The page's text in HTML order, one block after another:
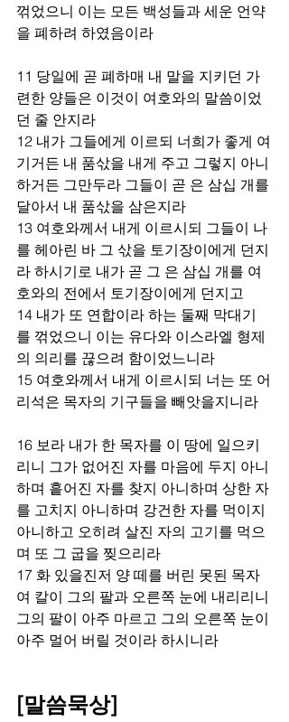
꺾었으니 이는 모든 백성들과 세운 언약
을 폐하려 하였음이라
11 당일에 곧 폐하매 내 말을 지키던 가
련한 양들은 이것이 여호와의 말씀이었
던 줄 안지라
12 내가 그들에게 이르되 너희가 좋게 여
기거든 내 품삯을 내게 주고 그렇지 아니
하거든 그만두라 그들이 곧 은 삼십 개를
달아서 내 품삯을 삼은지라
13 여호와께서 내게 이르시되 그들이 나
를 헤아린 바 그 삯을 토기장이에게 던지
라 하시기로 내가 곧 그 은 삼십 개를 여
호와의 전에서 토기장이에게 던지고
14 내가 또 연합이라 하는 둘째 막대기
를 꺾었으니 이는 유다와 이스라엘 형제
의 의리를 끊으려 함이었느니라
15 여호와께서 내게 이르시되 너는 또 어
리석은 목자의 기구들을 빼앗을지니라
16 보라 내가 한 목자를 이 땅에 일으키
리니 그가 없어진 자를 마음에 두지 아니
하며 흩어진 자를 찾지 아니하며 상한 자
를 고치지 아니하며 강건한 자를 먹이지
아니하고 오히려 살진 자의 고기를 먹으
며 또 그 굽을 찢으리라
17 화 있을진저 양 떼를 버린 못된 목자
여 칼이 그의 팔과 오른쪽 눈에 내리리니
그의 팔이 아주 마르고 그의 오른쪽 눈이
아주 멀어 버릴 것이라 하시니라
[말씀묵상]